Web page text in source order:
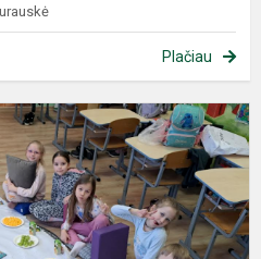
Plačiau